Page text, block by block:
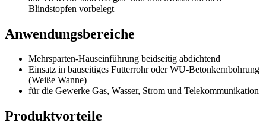
Blindstopfen vorbelegt
Anwendungsbereiche
Mehrsparten-Hauseinführung beidseitig abdichtend
Einsatz in bauseitiges Futterrohr oder WU-Betonkernbohrung
(Weiße Wanne)
für die Gewerke Gas, Wasser, Strom und Telekommunikation
Produktvorteile